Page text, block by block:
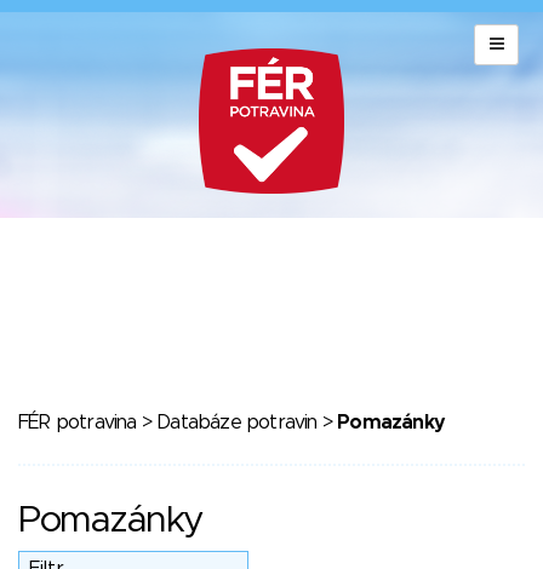
FÉR potravina > Databáze potravin > Pomazánky
Pomazánky